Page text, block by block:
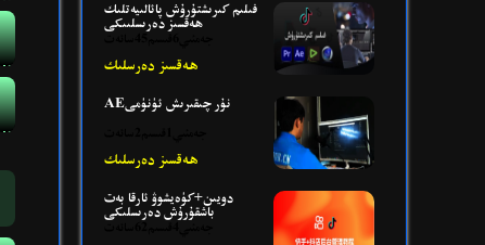
فىلىم كىرىشتۇرۇش پائالىيەتلىك
ھەقسىز دەرىسلىىكى
ھەقسىز دەرسلىك
AEنۇر چىقىرىش ئۈنۈمى
ھەقسىز دەرسلىك
دويىن+كۈەيشوۋ ئارقا بەت
باشقۇرۇش دەرىسلىكى